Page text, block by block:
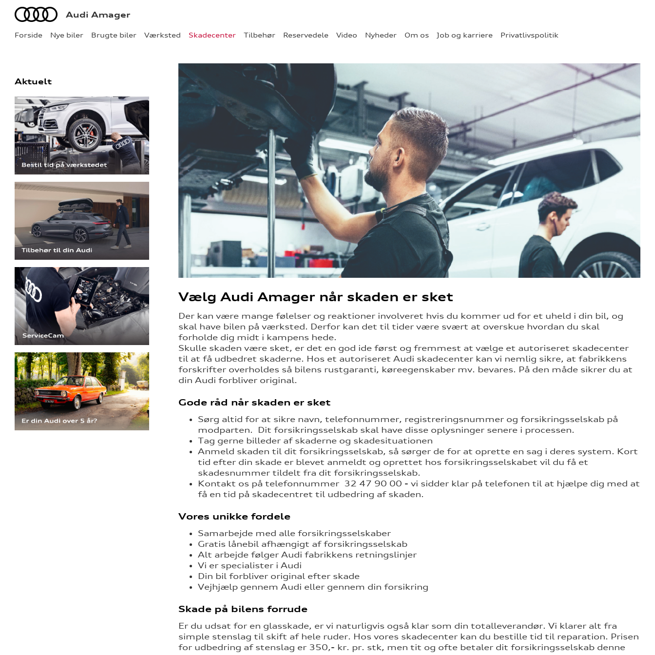
Forside Nye biler Brugte biler Værksted Skadecenter Tilbehør Reservedele Video Nyheder Om os Job og karriere Privatlivspolitik
Audi Audi Amager
Aktuelt
Vælg Audi Amager når skaden er sket
Der kan være mange følelser og reaktioner involveret hvis du kommer ud for et uheld i din bil, og
skal have bilen på værksted. Derfor kan det til tider være svært at overskue hvordan du skal
forholde dig midt i kampens hede.
Skulle skaden være sket, er det en god ide først og fremmest at vælge et autoriseret skadecenter
til at få udbedret skaderne. Hos et autoriseret Audi skadecenter kan vi nemlig sikre, at fabrikkens
forskrifter overholdes så bilens rustgaranti, køreegenskaber mv. bevares. På den måde sikrer du at
din Audi forbliver original.
Gode råd når skaden er sket
Sørg altid for at sikre navn, telefonnummer, registreringsnummer og forsikringsselskab på
modparten. Dit forsikringsselskab skal have disse oplysninger senere i processen.
Tag gerne billeder af skaderne og skadesituationen
Anmeld skaden til dit forsikringsselskab, så sørger de for at oprette en sag i deres system. Kort
tid efter din skade er blevet anmeldt og oprettet hos forsikringsselskabet vil du få et
skadesnummer tildelt fra dit forsikringsselskab.
Kontakt os på telefonnummer 32 47 90 00 - vi sidder klar på telefonen til at hjælpe dig med at
få en tid på skadecentret til udbedring af skaden.
Vores unikke fordele
Samarbejde med alle forsikringsselskaber
Gratis lånebil afhængigt af forsikringsselskab
Alt arbejde følger Audi fabrikkens retningslinjer
Vi er specialister i Audi
Din bil forbliver original efter skade
Vejhjælp gennem Audi eller gennem din forsikring
Skade på bilens forrude
Er du udsat for en glasskade, er vi naturligvis også klar som din totalleverandør. Vi klarer alt fra
simple stenslag til skift af hele ruder. Hos vores skadecenter kan du bestille tid til reparation. Prisen
for udbedring af stenslag er 350,- kr. pr. stk, men tit og ofte betaler dit forsikringsselskab denne